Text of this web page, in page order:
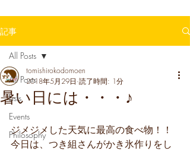
記事
All Posts
Lists
Events
Philosophy
All Posts
暑い日には・・・♪
tomishirokodomoen
2018年5月29日 読了時間: 1分
ジメジメした天気に最高の食べ物！！
今日は、つき組さんがかき氷作りをし